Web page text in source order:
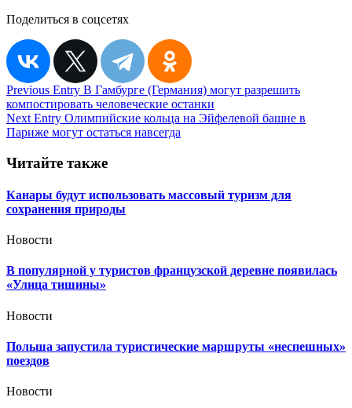
Поделиться в соцсетях
Навигация
по
записям
Previous Entry В Гамбурге (Германия) могут разрешить
компостировать человеческие останки
Next Entry Олимпийские кольца на Эйфелевой башне в
Париже могут остаться навсегда
Читайте также
Канары будут использовать массовый туризм для
сохранения природы
Новости
В популярной у туристов французской деревне появилась
«Улица тишины»
Новости
Польша запустила туристические маршруты «неспешных»
поездов
Новости